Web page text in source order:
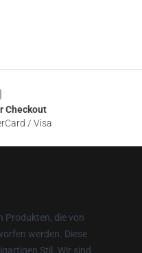
Checkout
/ Visa
Produkten, die von
werden. Diese
Stil. Wir sind